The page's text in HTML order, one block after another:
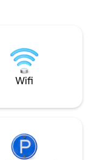
20 minutes de
point de départ
marchés, les
la forêt tropicale
Wifi